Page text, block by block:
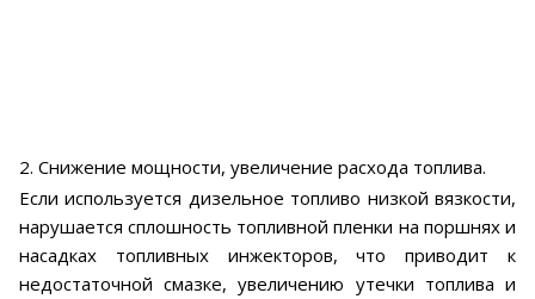
2. Снижение мощности, увеличение расхода топлива.
Если используется дизельное топливо низкой вязкости,
нарушается сплошность топливной пленки на поршнях и
насадках топливных инжекторов, что приводит к
недостаточной смазке, увеличению утечки топлива и